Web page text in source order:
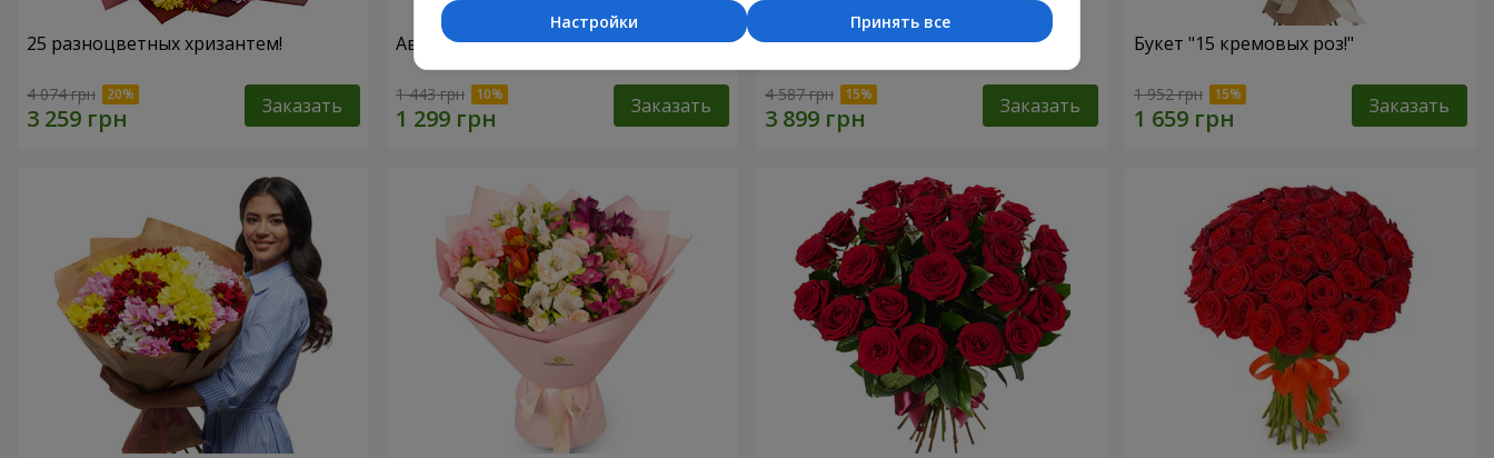
25 разноцветных хризантем!
4 074 грн Заказать
Авторский букет "11 белых роз!"
1 443 грн Заказать
51 красная и белая роза!
4 587 грн Заказать
Букет "15 кремовых роз!"
1 952 грн Заказать
Принять все
Настройки